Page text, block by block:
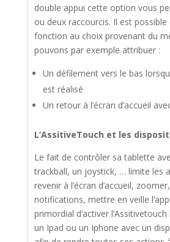
double appui cette option vous
ou deux raccourcis. Il est possible
fonction au choix provenant du
pouvons par exemple attribuer :
Un défilement vers le bas
est réalisé
Un retour à l’écran d’accueil
L’AssitiveTouch et les
Le fait de contrôler sa tablette
trackball, un joystick, … limite les
revenir à l’écran d’accueil,
notifications, mettre en veille
primordial d‘activer l’Assitivetouch
un Ipad ou un Iphone avec un